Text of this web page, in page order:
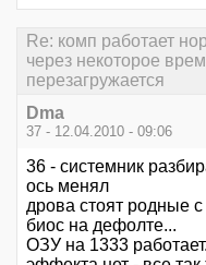
Re: комп работает
через некоторое
перезагружается
Dma
37 - 12.04.2010 - 09:06
36 - системник
ось менял
дрова стоят родные с
биос на дефолте...
ОЗУ на 1333